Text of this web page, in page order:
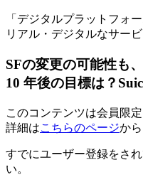
「デジタルプラットフォ
リアル・デジタルなサー
SFの変更の可能性も
10 年後の目標は？
このコンテンツは会員限
詳細はこちらのページか
すでにユーザー登録をさ
い。